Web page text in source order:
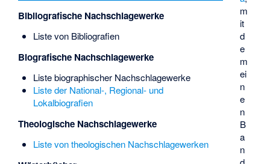
m
it
d
e
m
ei
n
e
n
B
a
n
Bibliografische Nachschlagewerke
Liste von Bibliografien
Biografische Nachschlagewerke
Liste biographischer Nachschlagewerke
Liste der National-, Regional- und
Lokalbiografien
Theologische Nachschlagewerke
Liste von theologischen Nachschlagewerken